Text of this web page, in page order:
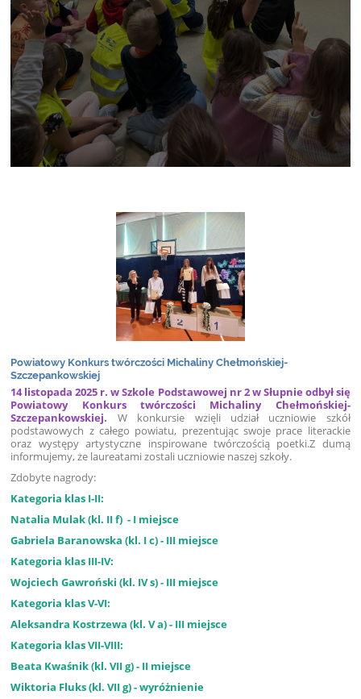
Powiatowy Konkurs twórczości Michaliny Chełmońskiej-
Szczepankowskiej
14 listopada 2025 r. w Szkole Podstawowej nr 2 w Słupnie odbył się
Powiatowy Konkurs twórczości Michaliny Chełmońskiej-
Szczepankowskiej. W konkursie wzięli udział uczniowie szkół
podstawowych z całego powiatu, prezentując swoje prace literackie
oraz występy artystyczne inspirowane twórczością poetki.Z dumą
informujemy, że laureatami zostali uczniowie naszej szkoły.
Zdobyte nagrody:
Kategoria klas I-II:
Natalia Mulak (kl. II f) - I miejsce
Gabriela Baranowska (kl. I c) - III miejsce
Kategoria klas III-IV:
Wojciech Gawroński (kl. IV s) - III miejsce
Kategoria klas V-VI:
Aleksandra Kostrzewa (kl. V a) - III miejsce
Kategoria klas VII-VIII:
Beata Kwaśnik (kl. VII g) - II miejsce
Wiktoria Fluks (kl. VII g) - wyróżnienie